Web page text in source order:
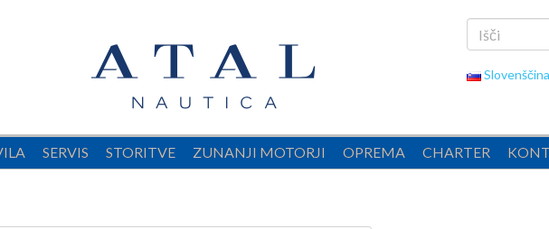
Slovenščina
SERVIS STORITVE ZUNANJI MOTORJI OPREMA CHARTER